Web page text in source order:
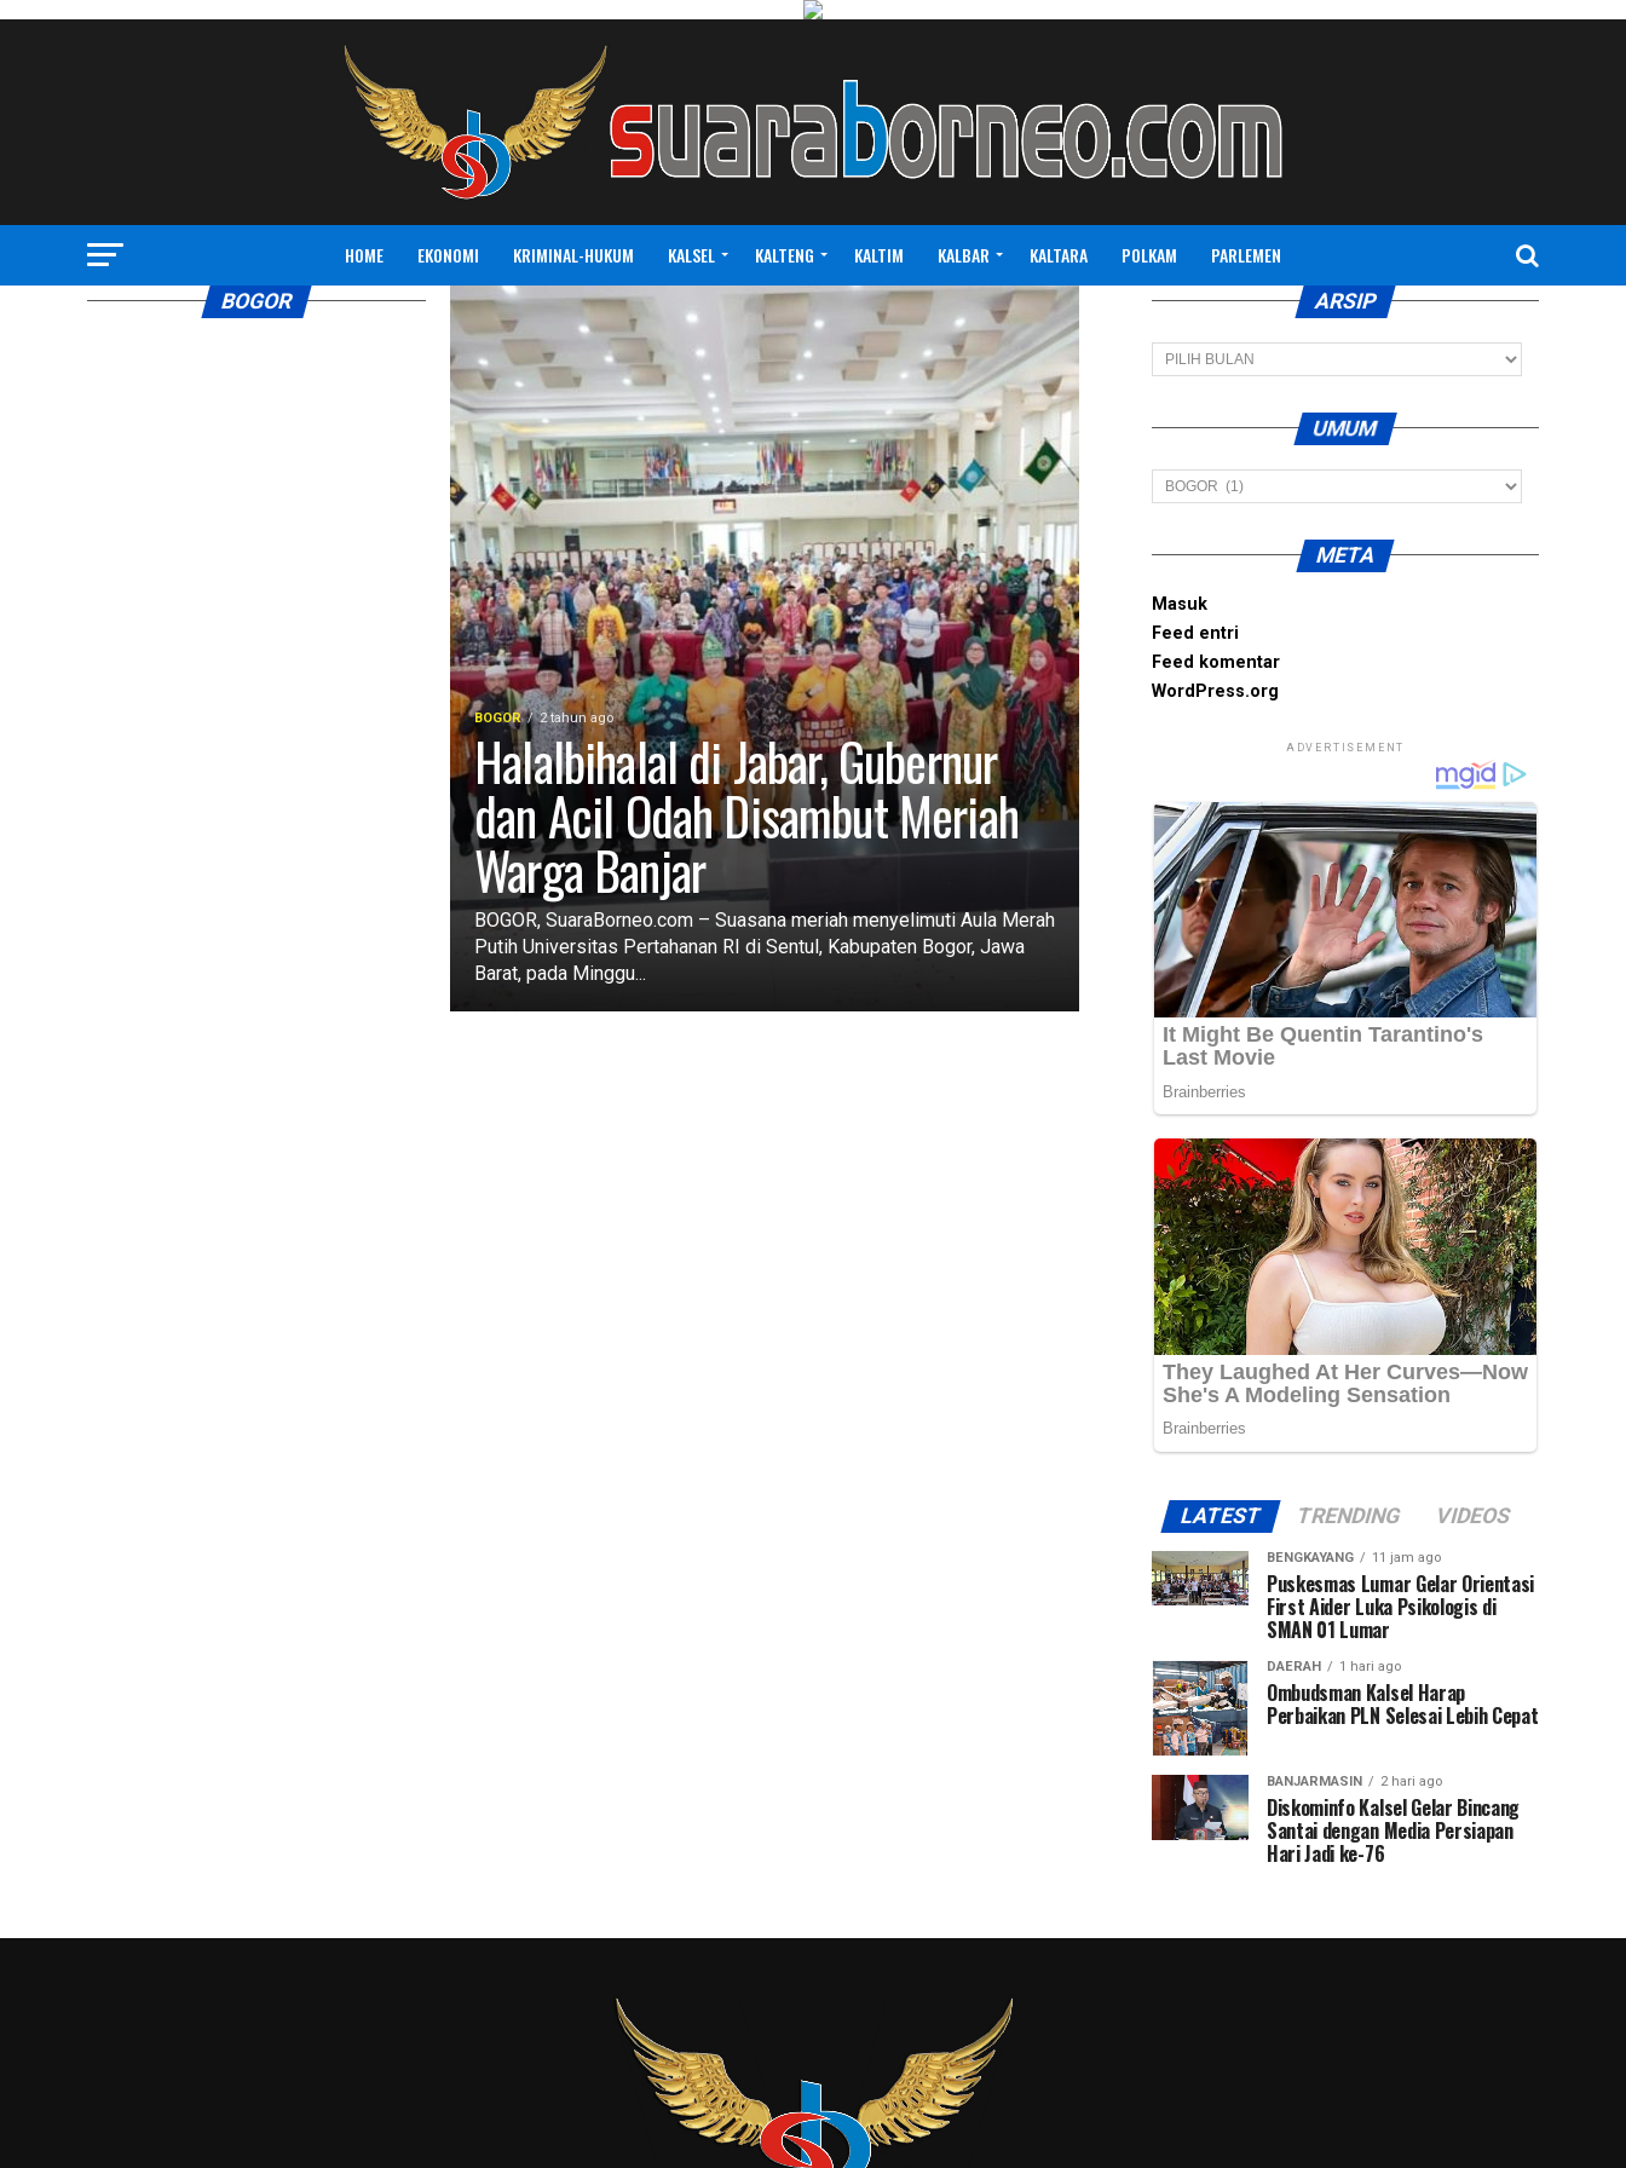
HOME EKONOMI KRIMINAL-HUKUM KALSEL KALTENG KALTIM KALBAR KALTARA POLKAM PARLEMEN
BOGOR 2 tahun ago
Halalbihalal di Jabar, Gubernur
dan Acil Odah Disambut Meriah
Warga Banjar
BOGOR, SuaraBorneo.com – Suasana meriah menyelimuti Aula Merah
Putih Universitas Pertahanan RI di Sentul, Kabupaten Bogor, Jawa
Barat, pada Minggu...
BOGOR ARSIP
Arsip
UMUM
Umum
META
Masuk
Feed entri
Feed komentar
WordPress.org
ADVERTISEMENT
LATEST TRENDING VIDEOS
BENGKAYANG 11 jam ago
Puskesmas Lumar Gelar Orientasi
First Aider Luka Psikologis di
SMAN 01 Lumar
DAERAH 1 hari ago
Ombudsman Kalsel Harap
Perbaikan PLN Selesai Lebih Cepat
BANJARMASIN 2 hari ago
Diskominfo Kalsel Gelar Bincang
Santai dengan Media Persiapan
Hari Jadi ke-76